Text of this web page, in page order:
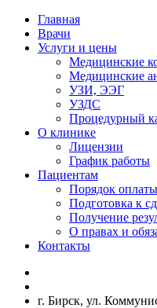
Главная
Врачи
Услуги и цены
Медицинские
Медицинские
УЗИ, ЭЭГ
УЗДС
Процедурный
О клинике
Лицензии
График работы
Пациентам
Порядок
Подготовка к
Получение
О правах и
Контакты
г. Бирск, ул.